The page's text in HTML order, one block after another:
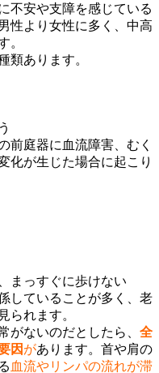
不安や支障を感じている
性より女性に多く、中高
。
類あります。
前庭器に血流障害、むく
化が生じた場合に起こり
まっすぐに歩けない
していることが多く、老
られます。
がないのだとしたら、 全
因 があります。首や肩の
血流やリンパの流れが滞